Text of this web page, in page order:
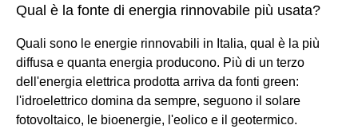
Qual è la fonte di energia rinnovabile più usata?
Quali sono le energie rinnovabili in Italia, qual è la più
diffusa e quanta energia producono. Più di un terzo
dell'energia elettrica prodotta arriva da fonti green:
l'idroelettrico domina da sempre, seguono il solare
fotovoltaico, le bioenergie, l'eolico e il geotermico.